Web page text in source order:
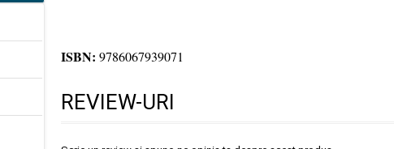
ISBN: 9786067939071
REVIEW-URI